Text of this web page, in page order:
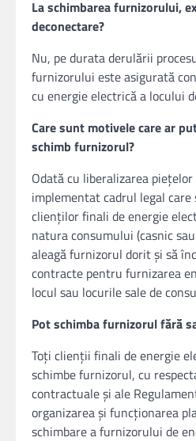
La schimbarea furnizorului,
deconectare?
Nu, pe durata derulării
furnizorului este asigurată
cu energie electrică a locului
Care sunt motivele care ar
schimb furnizorul?
Odată cu liberalizarea
implementat cadrul legal
clienţilor finali de energie
natura consumului (casnic
aleagă furnizorul dorit şi să
contracte pentru furnizarea
locul sau locurile sale de
Pot schimba furnizorul fără
Toţi clienţii finali de energie
schimbe furnizorul, cu
contractuale și ale
organizarea şi funcţionarea
schimbare a furnizorului de